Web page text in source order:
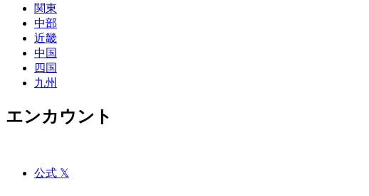
関東
中部
近畿
中国
四国
九州
エンカウント
公式 𝕏